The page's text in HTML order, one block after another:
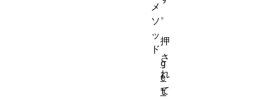
。
押
さ
れ
て
メ
ソ
ッ
ド
g
e
t